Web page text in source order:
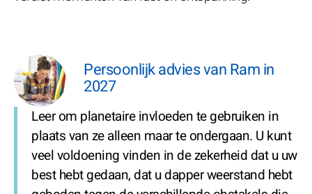
Persoonlijk advies van Ram in
2027
Leer om planetaire invloeden te gebruiken in
plaats van ze alleen maar te ondergaan. U kunt
veel voldoening vinden in de zekerheid dat u uw
best hebt gedaan, dat u dapper weerstand hebt